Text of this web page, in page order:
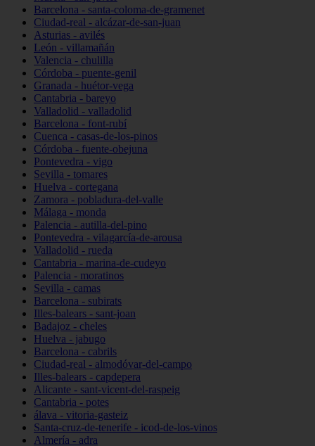
Barcelona - santa-coloma-de-gramenet
Ciudad-real - alcázar-de-san-juan
Asturias - avilés
León - villamañán
Valencia - chulilla
Córdoba - puente-genil
Granada - huétor-vega
Cantabria - bareyo
Valladolid - valladolid
Barcelona - font-rubí
Cuenca - casas-de-los-pinos
Córdoba - fuente-obejuna
Pontevedra - vigo
Sevilla - tomares
Huelva - cortegana
Zamora - pobladura-del-valle
Málaga - monda
Palencia - autilla-del-pino
Pontevedra - vilagarcía-de-arousa
Valladolid - rueda
Cantabria - marina-de-cudeyo
Palencia - moratinos
Sevilla - camas
Barcelona - subirats
Illes-balears - sant-joan
Badajoz - cheles
Huelva - jabugo
Barcelona - cabrils
Ciudad-real - almodóvar-del-campo
Illes-balears - capdepera
Alicante - sant-vicent-del-raspeig
Cantabria - potes
álava - vitoria-gasteiz
Santa-cruz-de-tenerife - icod-de-los-vinos
Almería - adra